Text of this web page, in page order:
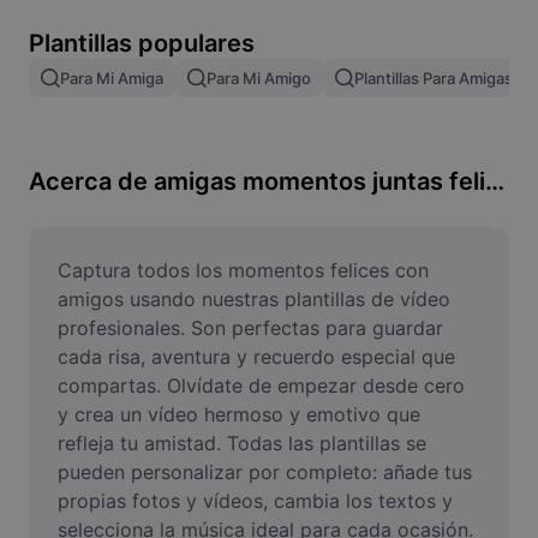
Image merge
Resize Image
Meme Generator
AI Text Remover
AI People Remover
AI Inpainting
Face Cutout
Plantillas populares
Para Mi Amiga Para Mi Amigo Plantillas Para Amigas
Acerca de amigas momentos juntas felices
Captura todos los momentos felices con
amigos usando nuestras plantillas de vídeo
profesionales. Son perfectas para guardar
cada risa, aventura y recuerdo especial que
compartas. Olvídate de empezar desde cero
y crea un vídeo hermoso y emotivo que
refleja tu amistad. Todas las plantillas se
pueden personalizar por completo: añade tus
propias fotos y vídeos, cambia los textos y
selecciona la música ideal para cada ocasión.